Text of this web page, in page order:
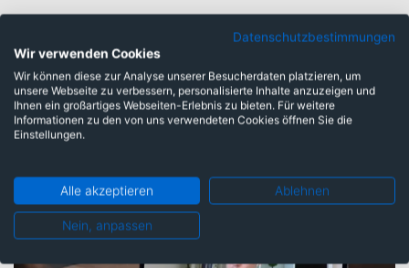
Unser Angebot für deinen
nächsten Schritt
Datenschutzbestimmungen
Wir verwenden Cookies
Wir können diese zur Analyse unserer Besucherdaten platzieren, um
unsere Webseite zu verbessern, personalisierte Inhalte anzuzeigen und
Ihnen ein großartiges Webseiten-Erlebnis zu bieten. Für weitere
Informationen zu den von uns verwendeten Cookies öffnen Sie die
Einstellungen.
Alle akzeptieren Ablehnen
Nein, anpassen